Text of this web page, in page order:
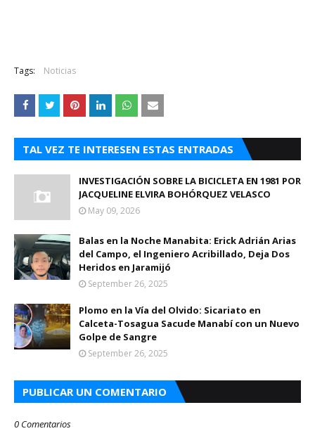
Tags: Noticias
TAL VEZ TE INTERESEN ESTAS ENTRADAS
INVESTIGACIÓN SOBRE LA BICICLETA EN 1981 POR
JACQUELINE ELVIRA BOHÓRQUEZ VELASCO
May 09, 2026
Balas en la Noche Manabita: Erick Adrián Arias
del Campo, el Ingeniero Acribillado, Deja Dos
Heridos en Jaramijó
September 26, 2025
Plomo en la Vía del Olvido: Sicariato en
Calceta-Tosagua Sacude Manabí con un Nuevo
Golpe de Sangre
September 26, 2025
PUBLICAR UN COMENTARIO
0 Comentarios